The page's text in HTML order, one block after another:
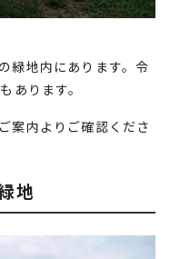
緑地内にあります。令
あります。
案内よりご確認くださ
地